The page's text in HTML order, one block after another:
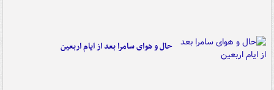
حال و هوای سامرا بعد از ایام اربعین